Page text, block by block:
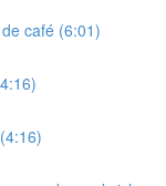
café (6:01)